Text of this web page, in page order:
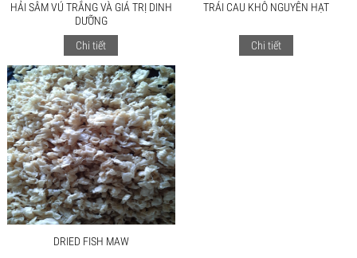
HẢI SÂM VÚ TRẮNG VÀ GIÁ TRỊ DINH
DƯỠNG
Chi tiết
TRÁI CAU KHÔ NGUYÊN HẠT
Chi tiết
DRIED FISH MAW